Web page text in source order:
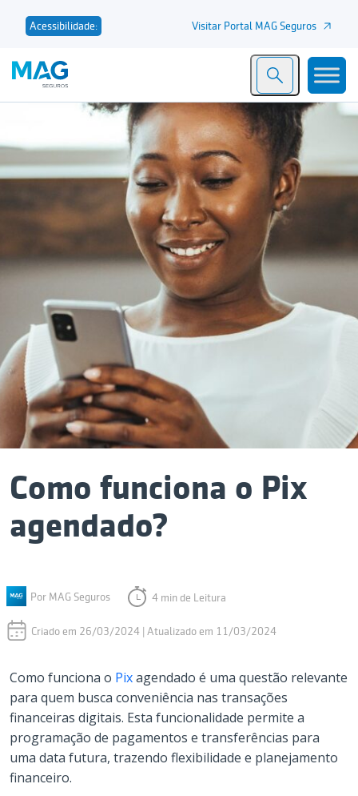
Acessibilidade: Visitar Portal MAG Seguros
Como funciona o Pix
agendado?
Por MAG Seguros 4 min de Leitura
Criado em 26/03/2024 | Atualizado em 11/03/2024
Como funciona o Pixagendado é uma questão relevante
para quem busca conveniência nas transações
financeiras digitais. Esta funcionalidade permite a
programação de pagamentos e transferências para
uma data futura, trazendo flexibilidade e planejamento
financeiro.